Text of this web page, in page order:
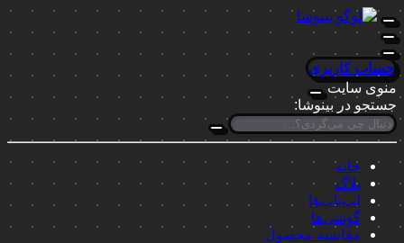
حساب کاربری
منوی سایت
جستجو در بینوشا:
خانه
بلاگ
لپ‌تاپ‌ها
گوشی‌ها
مقایسه محصول